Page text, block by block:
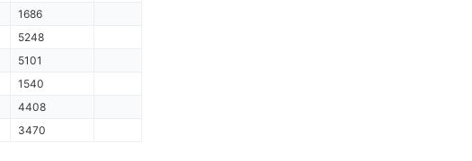
1686
5248
5101
1540
4408
3470